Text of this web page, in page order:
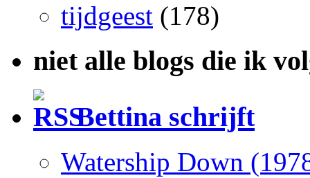
tijdgeest (178)
niet alle blogs die ik
Bettina schrijft
Watership Down